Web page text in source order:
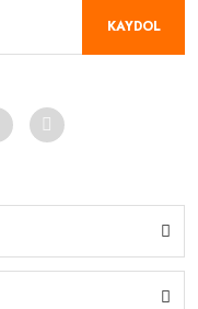
KAYDOL